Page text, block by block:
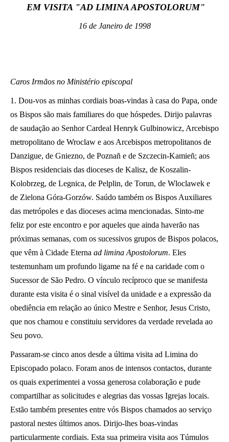
LATINE
EM VISITA "AD LIMINA APOSTOLORUM"
16 de Janeiro de 1998
Caros Irmãos no Ministério episcopal
1. Dou-vos as minhas cordiais boas-vindas à casa do Papa, onde
os Bispos são mais familiares do que hóspedes. Dirijo palavras
de saudação ao Senhor Cardeal Henryk Gulbinowicz, Arcebispo
metropolitano de Wroclaw e aos Arcebispos metropolitanos de
Danzigue, de Gniezno, de Poznañ e de Szczecin-Kamieñ; aos
Bispos residenciais das dioceses de Kalisz, de Koszalin-
Kolobrzeg, de Legnica, de Pelplin, de Torun, de Wloclawek e
de Zielona Góra-Gorzów. Saúdo também os Bispos Auxiliares
das metrópoles e das dioceses acima mencionadas. Sinto-me
feliz por este encontro e por aqueles que ainda haverão nas
próximas semanas, com os sucessivos grupos de Bispos polacos,
que vêm à Cidade Eterna ad limina Apostolorum. Eles
testemunham um profundo ligame na fé e na caridade com o
Sucessor de São Pedro. O vínculo recíproco que se manifesta
durante esta visita é o sinal visível da unidade e a expressão da
obediência em relação ao único Mestre e Senhor, Jesus Cristo,
que nos chamou e constituiu servidores da verdade revelada ao
Seu povo.
Passaram-se cinco anos desde a última visita ad Limina do
Episcopado polaco. Foram anos de intensos contactos, durante
os quais experimentei a vossa generosa colaboração e pude
compartilhar as solicitudes e alegrias das vossas Igrejas locais.
Estão também presentes entre vós Bispos chamados ao serviço
pastoral nestes últimos anos. Dirijo-lhes boas-vindas
particularmente cordiais. Esta sua primeira visita aos Túmulos